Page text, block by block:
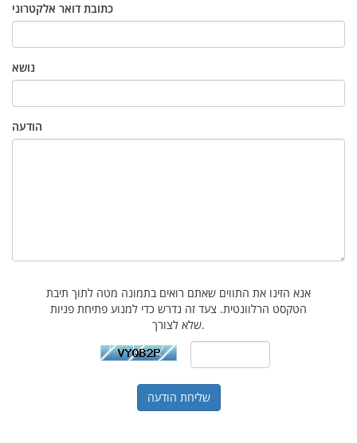
כתובת דואר אלקטרוני
נושא
הודעה
אנא הזינו את התווים שאתם רואים בתמונה מטה לתוך תיבת
הטקסט הרלוונטית. צעד זה נדרש כדי למנוע פתיחת פניות
שלא לצורך.
שליחת הודעה